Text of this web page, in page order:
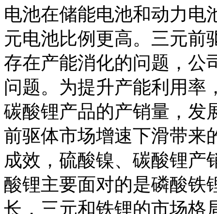
电池在储能电池和动力电
元电池比例更高。三元前
存在产能消化的问题，公
问题。为提升产能利用率
碳酸锂产品的产销量，发
前驱体市场增速下滑带来
成效，硫酸镍、碳酸锂产
酸锂主要面对的是磷酸铁
长，三元和铁锂的市场格